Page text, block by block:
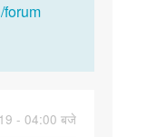
forum
- 04:00 बजे